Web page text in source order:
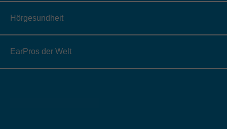
Hörgesundheit
EarPros der Welt